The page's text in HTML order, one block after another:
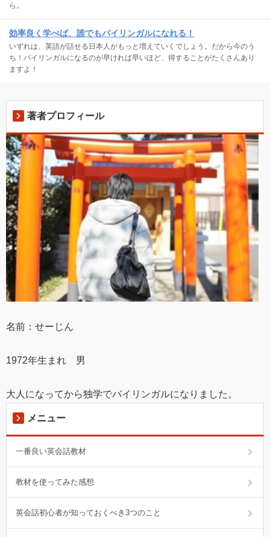
ら。
効率良く学べば、誰でもバイリンガルになれる！
いずれは、英語が話せる日本人がもっと増えていくでしょう。だから今のう
ち！バイリンガルになるのが早ければ早いほど、得することがたくさんあり
ますよ！
著者プロフィール
名前：せーじん
1972年生まれ 男
大人になってから独学でバイリンガルになりました。
メニュー
一番良い英会話教材
教材を使ってみた感想
英会話初心者が知っておくべき3つのこと